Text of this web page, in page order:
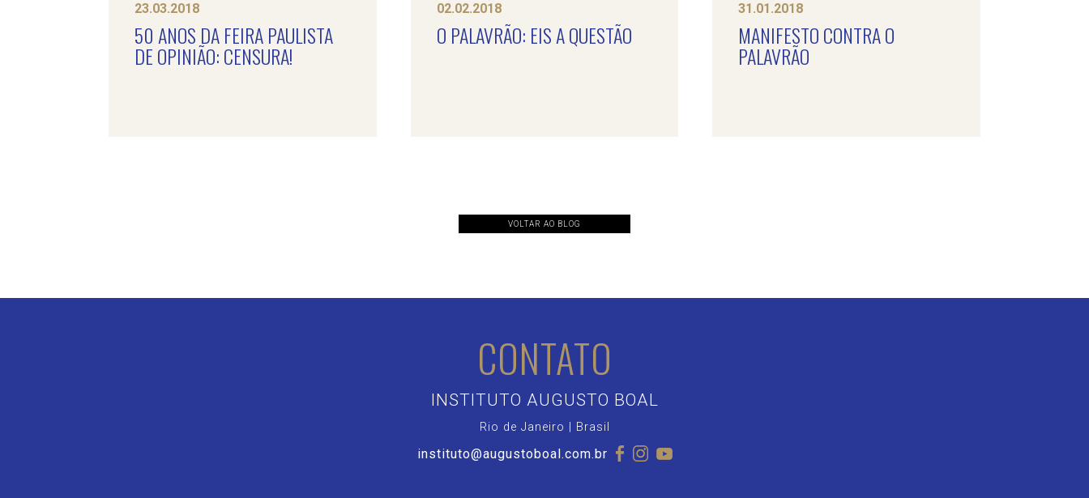
23.03.2018
50 ANOS DA FEIRA PAULISTA
DE OPINIÃO: CENSURA!
02.02.2018
O PALAVRÃO: EIS A QUESTÃO
31.01.2018
MANIFESTO CONTRA O
PALAVRÃO
VOLTAR AO BLOG
CONTATO
INSTITUTO AUGUSTO BOAL
Rio de Janeiro | Brasil
instituto@augustoboal.com.br